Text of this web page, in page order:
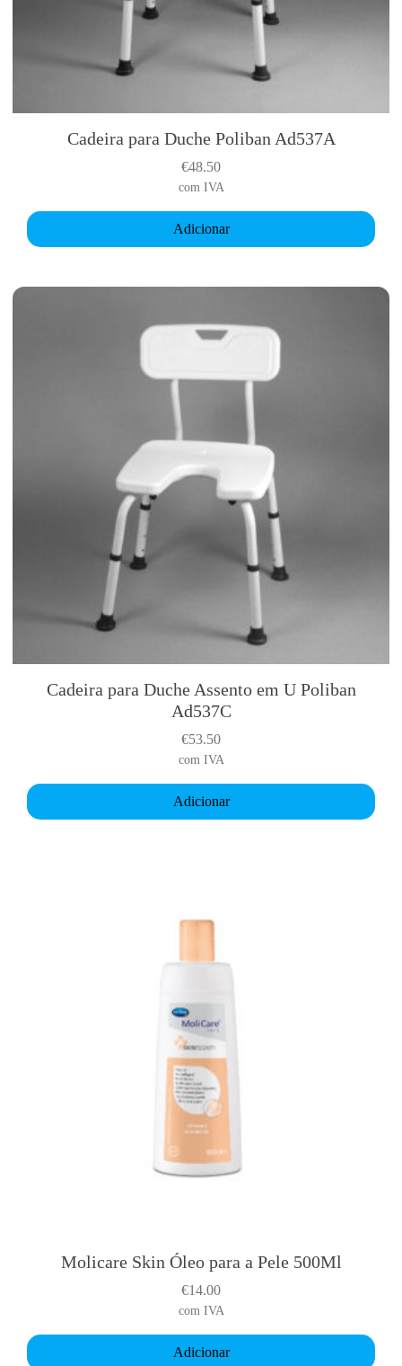
Cadeira para Duche Poliban Ad537A
€48.50
com IVA
Adicionar
Cadeira para Duche Assento em U Poliban
Ad537C
€53.50
com IVA
Adicionar
Molicare Skin Óleo para a Pele 500Ml
€14.00
com IVA
Adicionar